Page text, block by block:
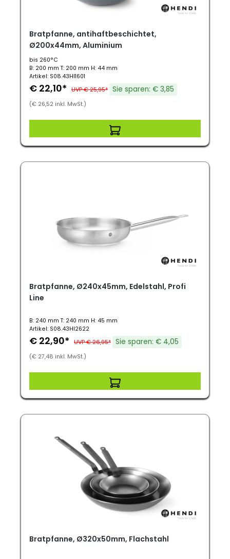
Bratpfanne, antihaftbeschichtet,
Ø200x44mm, Aluminium
bis 260°C
B: 200 mm T: 200 mm H: 44 mm
Artikel: S08.43HI1601
€ 22,10* UVP € 25,95* Sie sparen: € 3,85
(€ 26,52 inkl. MwSt.)
Bratpfanne, Ø240x45mm, Edelstahl, Profi
Line
B: 240 mm T: 240 mm H: 45 mm
Artikel: S08.43HI2622
€ 22,90* UVP € 26,95* Sie sparen: € 4,05
(€ 27,48 inkl. MwSt.)
Bratpfanne, Ø320x50mm, Flachstahl